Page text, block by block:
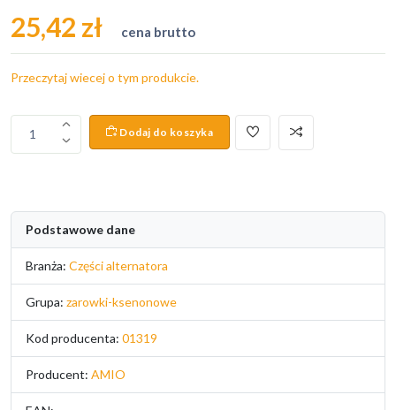
25,42 zł cena brutto
Przeczytaj wiecej o tym produkcie.
1 Dodaj do koszyka
Podstawowe dane
Branża: Części alternatora
Grupa: zarowki-ksenonowe
Kod producenta: 01319
Producent: AMIO